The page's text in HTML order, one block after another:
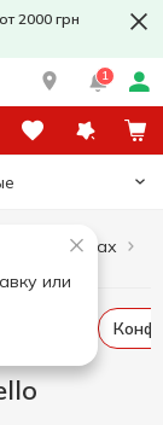
2000 грн
1
или
в коробках